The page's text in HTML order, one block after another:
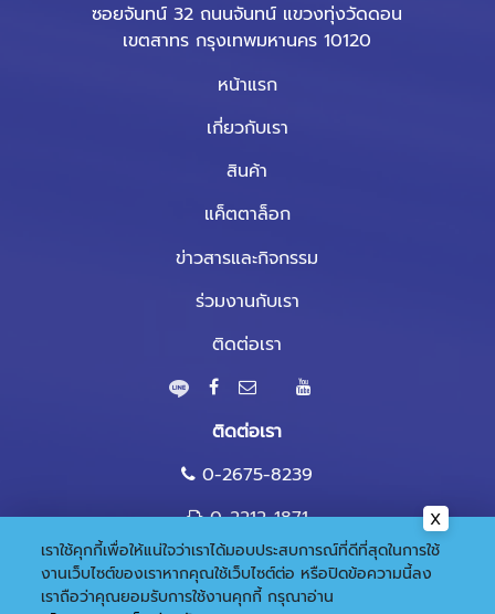
ซอยจันทน์ 32 ถนนจันทน์ แขวงทุ่งวัดดอน
เขตสาทร กรุงเทพมหานคร 10120
หน้าแรก
เกี่ยวกับเรา
สินค้า
แค็ตตาล็อก
ข่าวสารและกิจกรรม
ร่วมงานกับเรา
ติดต่อเรา
ติดต่อเรา
0-2675-8239
0-2212-1871
marketing@nandee.co.th
เราใช้คุกกี้เพื่อให้แน่ใจว่าเราได้มอบประสบการณ์ที่ดีที่สุดในการใช้
งานเว็บไซต์ของเราหากคุณใช้เว็บไซต์ต่อ หรือปิดข้อความนี้ลง
เราถือว่าคุณยอมรับการใช้งานคุกกี้ กรุณาอ่าน